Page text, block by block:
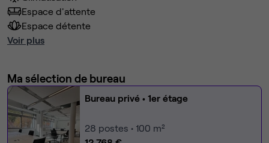
Espace d'attente
Espace détente
Voir plus
Ma sélection de bureau
Bureau privé • 1er étage
28 postes • 100 m²